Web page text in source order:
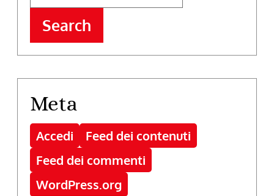
Search
Meta
Accedi
Feed dei contenuti
Feed dei commenti
WordPress.org